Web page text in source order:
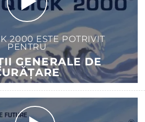
2000 ESTE POTRIVIT
PENTRU
GENERALE DE